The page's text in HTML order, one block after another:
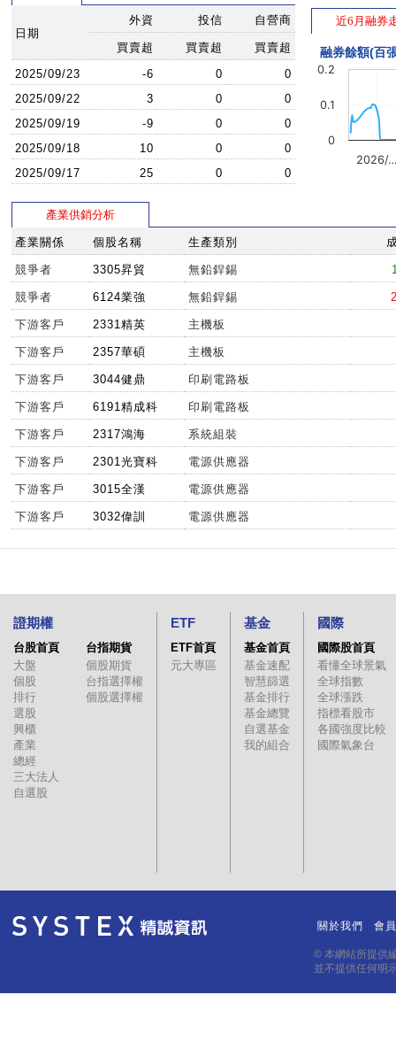
日期
外資 投信 自營商
買賣超 買賣超
買賣超
2025/09/23
-6 0
0
2025/09/22
3 0
0
2025/09/19
-9 0
0
2025/09/18
10 0
0
2025/09/17
25 0 0
近6月融券
融券餘額(百
2026/
0
0.1
0.2
產業供銷分析
產業關係 個股名稱 生產類別
競爭者 3305昇貿 無鉛銲錫
競爭者 6124業強 無鉛銲錫
下游客戶 2331精英 主機板
下游客戶 2357華碩 主機板
下游客戶 3044健鼎 印刷電路板
下游客戶 6191精成科 印刷電路板
下游客戶 2317鴻海 系統組裝
下游客戶 2301光寶科 電源供應器
下游客戶 3015全漢 電源供應器
下游客戶 3032偉訓 電源供應器
證期權
台股首頁
大盤
個股
排行
選股
興櫃
產業
總經
三大法人
自選股
台指期貨
個股期貨
台指選擇權
個股選擇權
ETF
ETF首頁
元大專區
基金
基金首頁
基金速配
智慧篩選
基金排行
基金總覽
自選基金
我的組合
國際
國際股首頁
看懂全球景氣
全球指數
全球漲跌
指標看股市
各國強度比較
國際氣象台
關於我們 會
© 本網站所提供
並不提供任何明